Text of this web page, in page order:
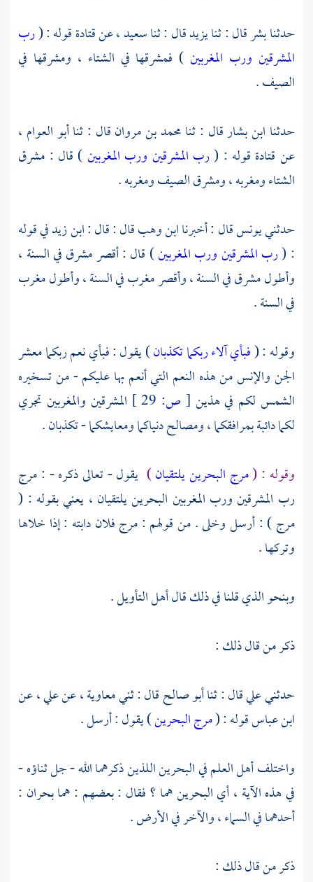
حدثنابشرقال : ثنايزيدقال : ثناسعيد، عنقتادةقوله : (رب
المشرقين ورب المغربين ) فمشرقها في الشتاء ، ومشرقها في
الصيف .
حدثنا ابن بشارقال : ثنامحمد بن مروانقال : ثناأبو العوام ،
عن قتادة قوله : (رب المشرقين ورب المغربين) قال : مشرق
الشتاء ومغربه ، ومشرق الصيف ومغربه .
حدثنييونسقال : أخبرناابن وهبقال : قال :ابن زيدفي قوله
: (رب المشرقين ورب المغربين) قال : أقصر مشرق في السنة ،
وأطول مشرق في السنة ، وأقصر مغرب في السنة ، وأطول مغرب
في السنة .
وقوله : (فبأي آلاء ربكما تكذبان) يقول : فبأي نعم ربكما معشر
الجن والإنس من هذه النعم التي أنعم بها عليكم - من تسخيره
الشمس لكم في هذين [ ص:
المشرقين والمغربين تجري
لكما دائبة بمرافقكما ، ومصالح دنياكما ومعايشكما - تكذبان .
وقوله : (مرج البحرين يلتقيان) يقول - تعالى ذكره - : مرج
رب المشرقين ورب المغربين البحرين يلتقيان ، يعني بقوله : (
مرج ) : أرسل وخلى . من قولهم : مرج فلان دابته : إذا خلاها
وتركها .
وبنحو الذي قلنا في ذلك قال أهل التأويل .
ذكر من قال ذلك :
حدثنيعليقال : ثناأبو صالحقال : ثنيمعاوية، عنعلي، عن
ابن عباسقوله : (مرج البحرين) يقول : أرسل .
واختلف أهل العلم في البحرين اللذين ذكرهما الله - جل ثناؤه -
في هذه الآية ، أي البحرين هما ؟ فقال : بعضهم : هما بحران :
أحدهما في السماء ، والآخر في الأرض .
ذكر من قال ذلك :